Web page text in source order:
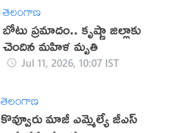
తెలంగాణ
బోటు ప్రమాదం.. కృష్ణా జిల్లాకు
చెందిన మహిళ మృతి
Jul 11, 2026, 10:07 IST
తెలంగాణ
కొవ్వూరు మాజీ ఎమ్మెల్యే జీ‌ఎస్